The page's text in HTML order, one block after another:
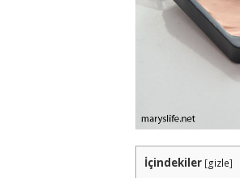
İçindekiler [gizle]